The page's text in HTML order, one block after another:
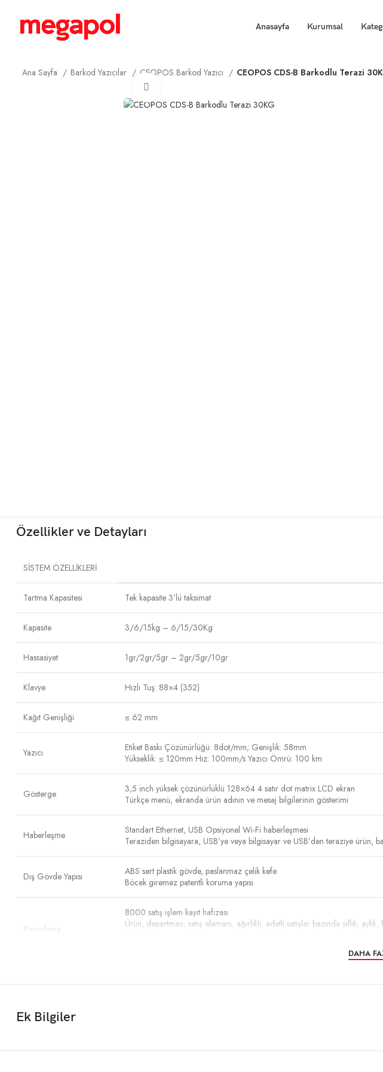
Anasayfa Kurumsal
Ana Sayfa Barkod Yazıcılar CEOPOS Barkod Yazıcı CEOPOS CDS-B Barkodlu Terazi
Özellikler ve Detayları
SİSTEM ÖZELLİKLERİ
Tartma Kapasitesi Tek kapasite 3’lü taksimat
Kapasite 3/6/15kg – 6/15/30Kg
Hassasiyet 1gr/2gr/5gr – 2gr/5gr/10gr
Klavye Hızlı Tuş: 88×4 (352)
Kağıt Genişliği ≤ 62 mm
Yazıcı
Etiket Baskı Çözünürlüğü: 8dot/mm; Genişlik: 58mm
Yükseklik: ≤ 120mm Hız: 100mm/s Yazıcı Ömrü: 100 km
Gösterge
3,5 inch yüksek çözünürlüklü 128×64 4 satır dot matrix LCD ekran
Türkçe menü, ekranda ürün adının ve mesaj bilgilerinin gösterimi
Haberleşme
Standart Ethernet, USB Opsiyonel Wi-Fi haberleşmesi
Teraziden bilgisayara, USB’ye veya bilgisayar ve USB’den teraziye ürün,
Dış Gövde Yapısı
ABS sert plastik gövde, paslanmaz çelik kefe
Böcek giremez patentli koruma yapısı
Raporlama
8000 satış işlem kayıt hafızası
Ürün, departman, satış elemanı, ağırlıklı, adetli satışlar bazında yıllık,
Tuş Takımı
Kolay Temizlenebilir, suya dayanıklı, yüksek hassasiyetli membran tuş takımı
DAHA
Ek Bilgiler